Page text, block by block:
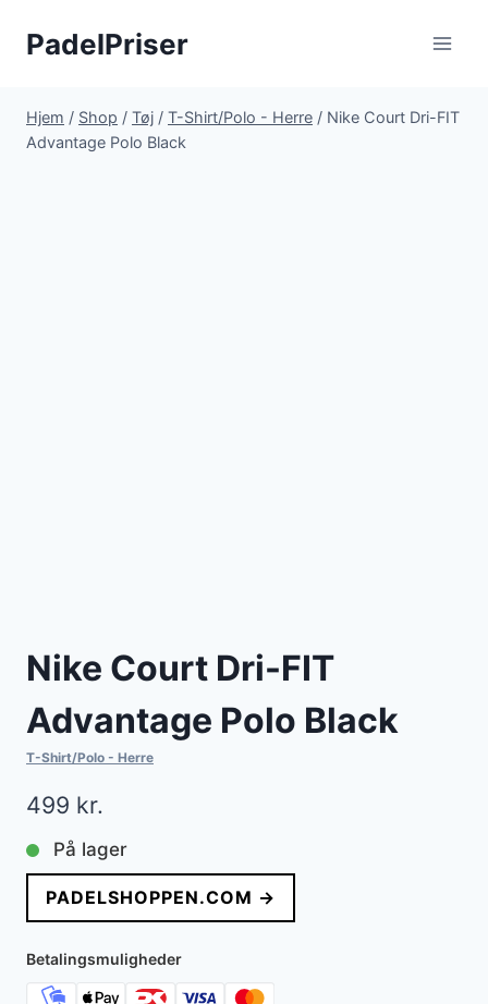
PadelPriser
Hjem / Shop / Tøj / T-Shirt/Polo - Herre / Nike Court Dri-FIT
Advantage Polo Black
Nike Court Dri-FIT
Advantage Polo Black
T-Shirt/Polo - Herre
499 kr.
På lager
PADELSHOPPEN.COM →
Betalingsmuligheder